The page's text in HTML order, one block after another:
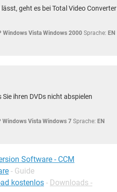
geht es bei Total Video Converter
Windows Vista Windows 2000 Sprache: EN
ihren DVDs nicht abspielen
Windows Vista Windows 7 Sprache: EN
Software - CCM
- Guide
kostenlos - Downloads -